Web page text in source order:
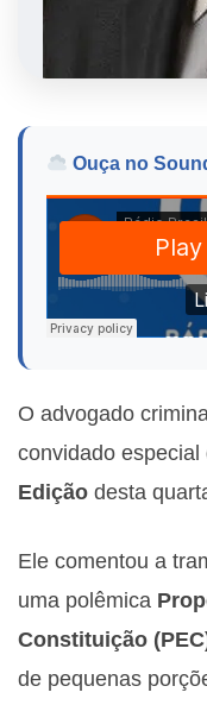
Ouça no
O advogado
convidado especial
Edição desta
Ele comentou a
uma polêmica
Constituição
de pequenas